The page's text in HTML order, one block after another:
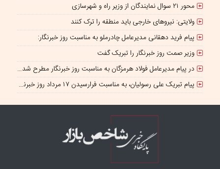
محور ۲۱ سوال نمایندگان از وزیر راه و شهرسازی
ولایتی: نیروهای خارجی باید منطقه را ترک کنند
پیام فرید دهقانی مدیرعامل چادرملو به مناسبت روز خبرنگار:
وزیر صمت روز خبرنگار را تبریک گفت
در پیام مدیرعامل فولاد هرمزگان به مناسبت روز خبرنگار مطرح شد؛ همراهی رسانه با جهاد تولید، سرمایه‌ای برای پیشرفت کشور است
پیام تبریک علی رسولیان، به مناسبت فرارسیدن ۱۷ مرداد روز خبرنگار